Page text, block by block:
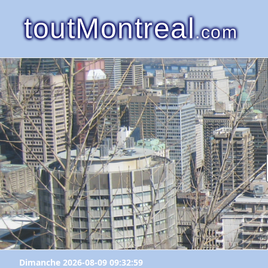
toutMontreal.com
Dimanche 2026-08-09 09:32:59